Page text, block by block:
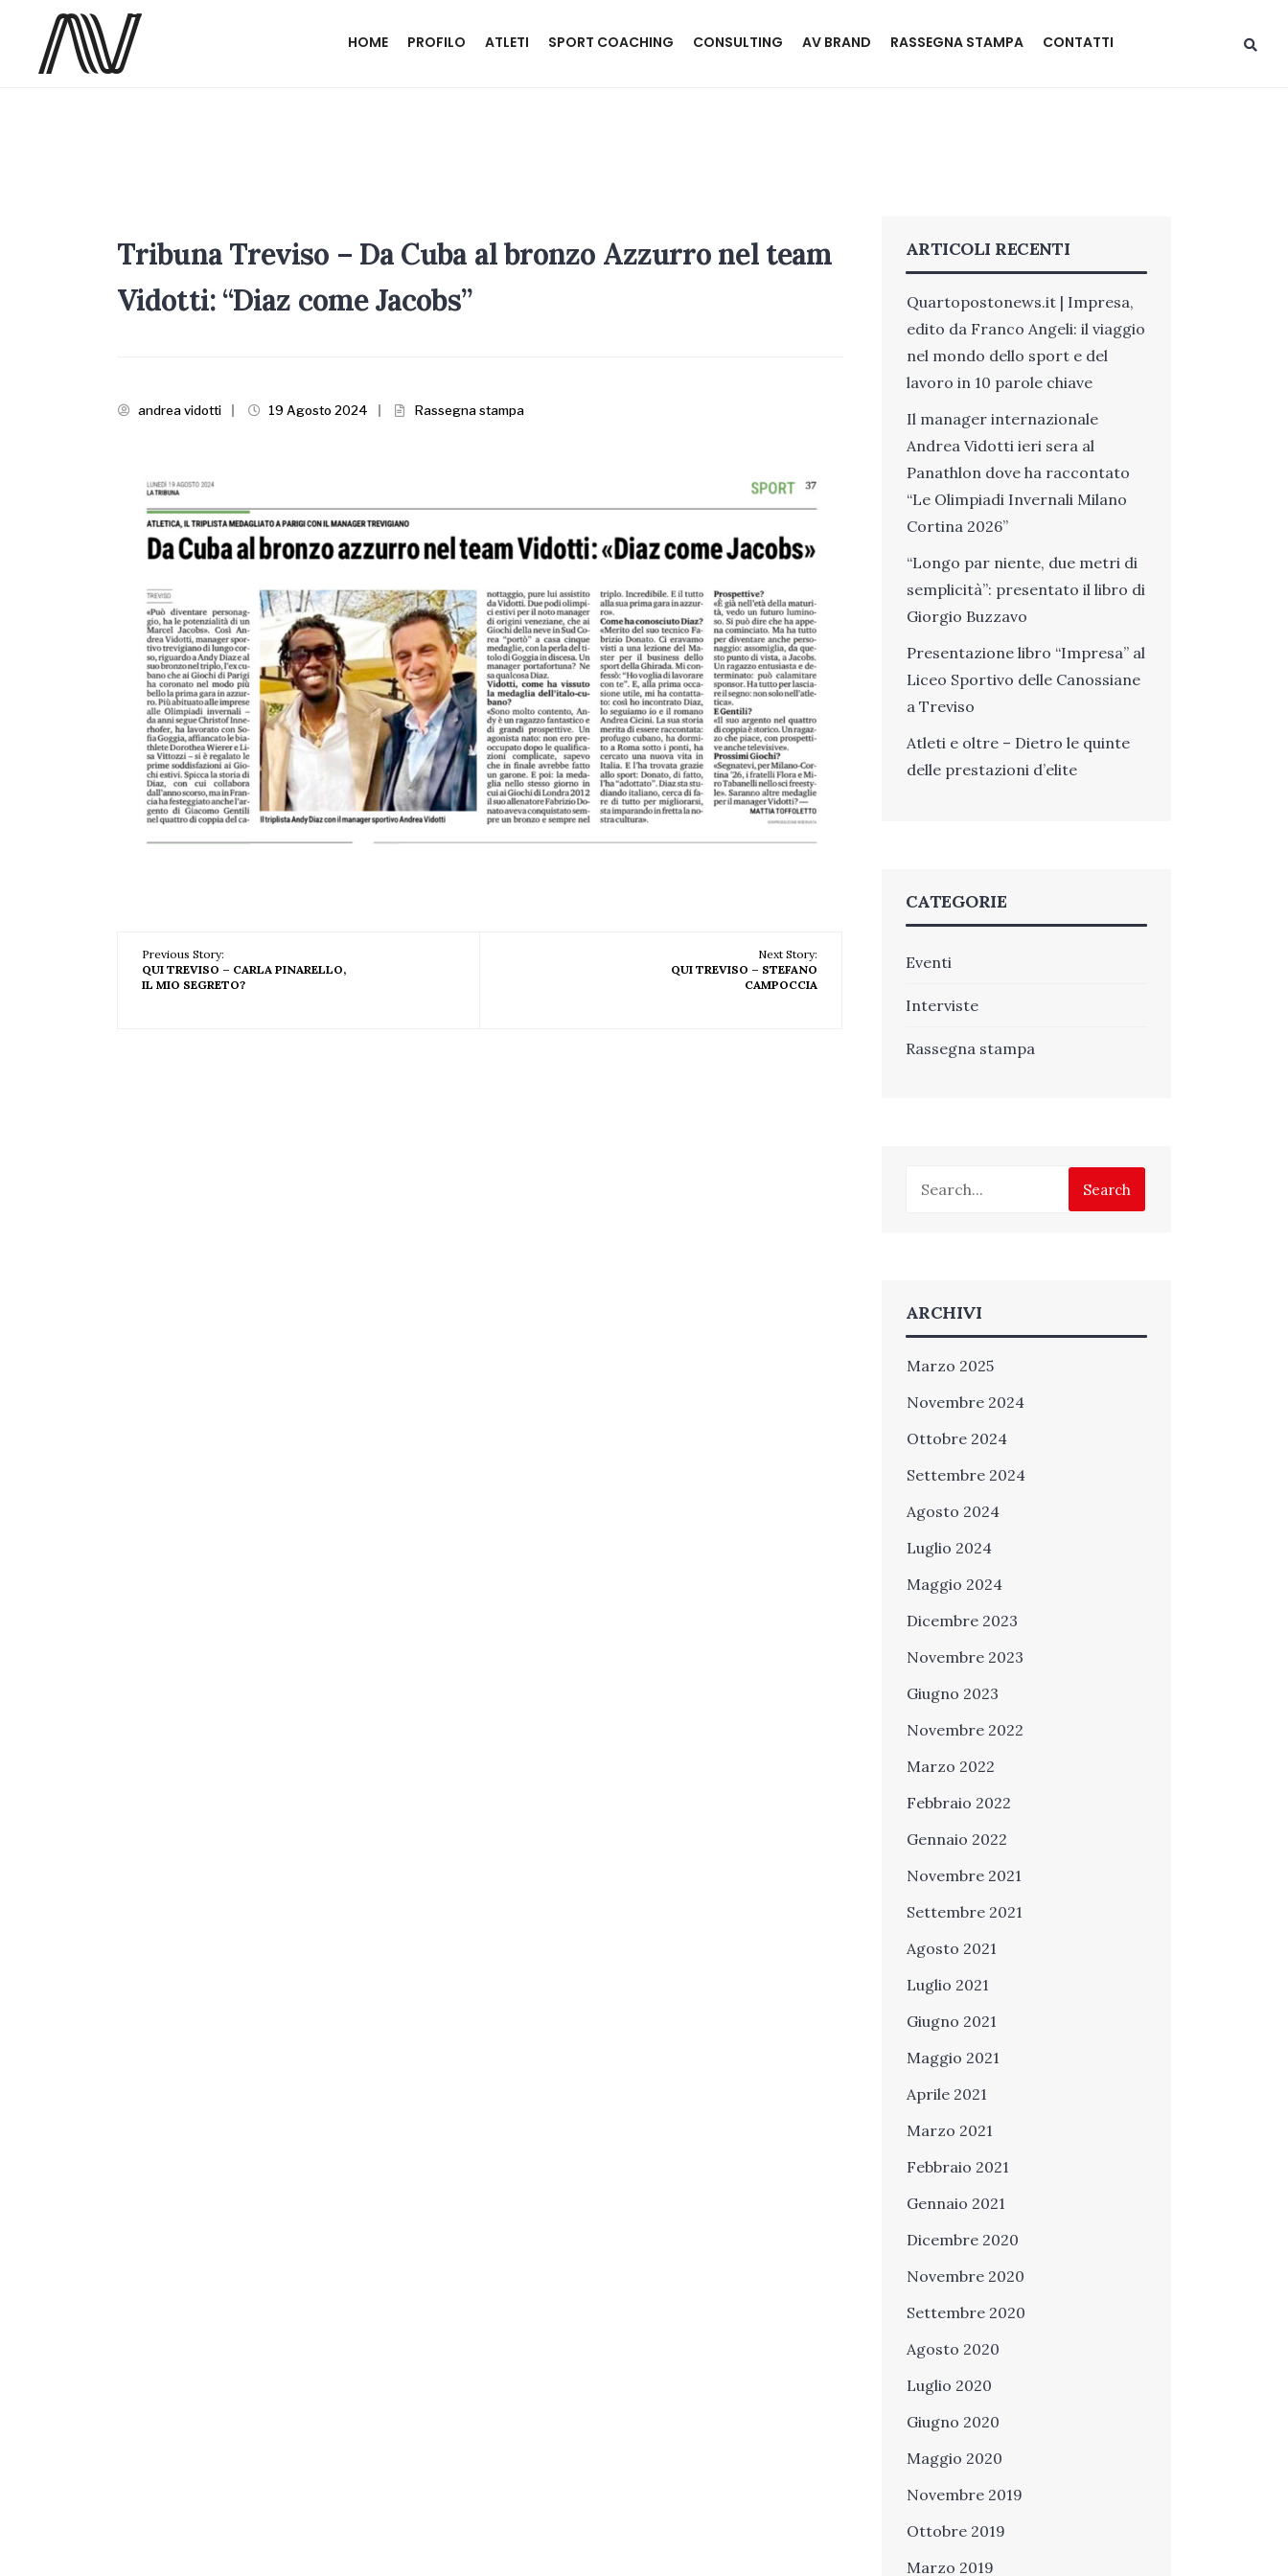
HOME PROFILO ATLETI SPORT COACHING CONSULTING AV BRAND RASSEGNA STAMPA CONTATTI
Tribuna Treviso – Da Cuba al bronzo Azzurro nel team
Vidotti: “Diaz come Jacobs”
andrea vidotti 19 Agosto 2024 Rassegna stampa
Previous Story:
QUI TREVISO – CARLA PINARELLO,
IL MIO SEGRETO?
Next Story:
QUI TREVISO – STEFANO
CAMPOCCIA
ARTICOLI RECENTI
Quartopostonews.it | Impresa,
edito da Franco Angeli: il viaggio
nel mondo dello sport e del
lavoro in 10 parole chiave
Il manager internazionale
Andrea Vidotti ieri sera al
Panathlon dove ha raccontato
“Le Olimpiadi Invernali Milano
Cortina 2026”
“Longo par niente, due metri di
semplicità”: presentato il libro di
Giorgio Buzzavo
Presentazione libro “Impresa” al
Liceo Sportivo delle Canossiane
a Treviso
Atleti e oltre – Dietro le quinte
delle prestazioni d’elite
CATEGORIE
Eventi
Interviste
Rassegna stampa
Search
ARCHIVI
Marzo 2025
Novembre 2024
Ottobre 2024
Settembre 2024
Agosto 2024
Luglio 2024
Maggio 2024
Dicembre 2023
Novembre 2023
Giugno 2023
Novembre 2022
Marzo 2022
Febbraio 2022
Gennaio 2022
Novembre 2021
Settembre 2021
Agosto 2021
Luglio 2021
Giugno 2021
Maggio 2021
Aprile 2021
Marzo 2021
Febbraio 2021
Gennaio 2021
Dicembre 2020
Novembre 2020
Settembre 2020
Agosto 2020
Luglio 2020
Giugno 2020
Maggio 2020
Novembre 2019
Ottobre 2019
Marzo 2019